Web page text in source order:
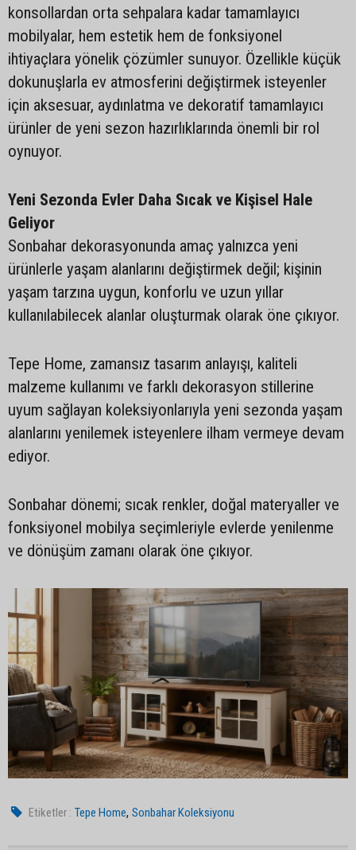
konsollardan orta sehpalara kadar tamamlayıcı
mobilyalar, hem estetik hem de fonksiyonel
ihtiyaçlara yönelik çözümler sunuyor. Özellikle küçük
dokunuşlarla ev atmosferini değiştirmek isteyenler
için aksesuar, aydınlatma ve dekoratif tamamlayıcı
ürünler de yeni sezon hazırlıklarında önemli bir rol
oynuyor.
Yeni Sezonda Evler Daha Sıcak ve Kişisel Hale
Geliyor
Sonbahar dekorasyonunda amaç yalnızca yeni
ürünlerle yaşam alanlarını değiştirmek değil; kişinin
yaşam tarzına uygun, konforlu ve uzun yıllar
kullanılabilecek alanlar oluşturmak olarak öne çıkıyor.
Tepe Home, zamansız tasarım anlayışı, kaliteli
malzeme kullanımı ve farklı dekorasyon stillerine
uyum sağlayan koleksiyonlarıyla yeni sezonda yaşam
alanlarını yenilemek isteyenlere ilham vermeye devam
ediyor.
Sonbahar dönemi; sıcak renkler, doğal materyaller ve
fonksiyonel mobilya seçimleriyle evlerde yenilenme
ve dönüşüm zamanı olarak öne çıkıyor.
Etiketler : Tepe Home,Sonbahar Koleksiyonu